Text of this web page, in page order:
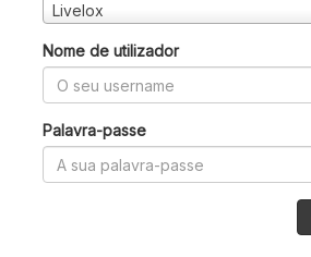
Livelox
Nome de utilizador
Palavra-passe